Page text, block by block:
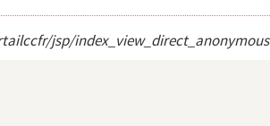
jsp/